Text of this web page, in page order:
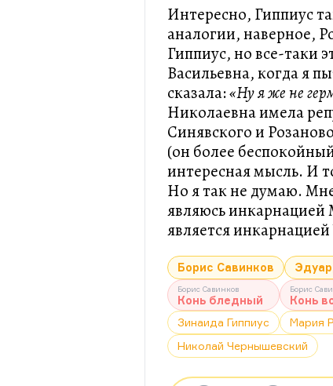
Интересно, Гиппиус
аналогии, наверное,
Гиппиус, но все-таки
Васильевна, когда я
сказала:«Ну я же не
Николаевна имела
Синявского и
(он более
интересная мысль. И
Но я так не думаю.
являюсь
является
Борис Савинков
Борис Савинков
Конь бледный
Борис
Конь
Зинаида Гиппиус
Мария
Николай Чернышевский